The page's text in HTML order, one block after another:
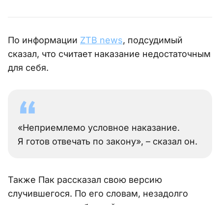
По информации ZTB news, подсудимый
сказал, что считает наказание недостаточным
для себя.
«Неприемлемо условное наказание.
Я готов отвечать по закону», – сказал он.
Также Пак рассказал свою версию
случившегося. По его словам, незадолго